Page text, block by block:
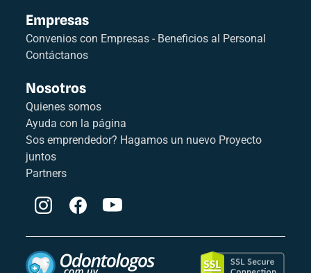
Empresas
Convenios con Empresas - Beneficios al Personal
Contáctanos
Nosotros
Quienes somos
Ayuda con la página
Sos emprendedor? Hagamos un nuevo Proyecto
juntos
Partners